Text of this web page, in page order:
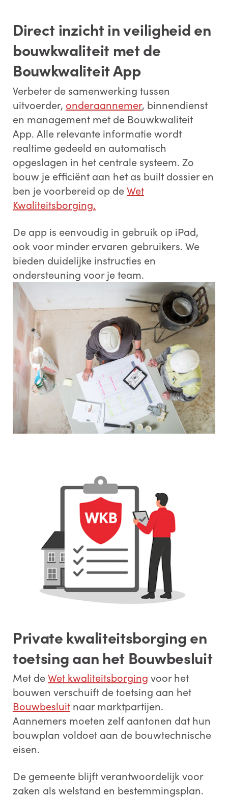
Direct inzicht in veiligheid en
bouwkwaliteit met de
Bouwkwaliteit App
Verbeter de samenwerking tussen
uitvoerder, onderaannemer, binnendienst
en management met de Bouwkwaliteit
App. Alle relevante informatie wordt
realtime gedeeld en automatisch
opgeslagen in het centrale systeem. Zo
bouw je efficiënt aan het as built dossier en
ben je voorbereid op deWet
Kwaliteitsborging.
De app is eenvoudig in gebruik op iPad,
ook voor minder ervaren gebruikers. We
bieden duidelijke instructies en
ondersteuning voor je team.
Private kwaliteitsborging en
toetsing aan het Bouwbesluit
Met deWet kwaliteitsborging voor het
bouwen verschuift de toetsing aan het
Bouwbesluitnaar marktpartijen.
Aannemers moeten zelf aantonen dat hun
bouwplan voldoet aan de bouwtechnische
eisen.
De gemeente blijft verantwoordelijk voor
zaken als welstand en bestemmingsplan.